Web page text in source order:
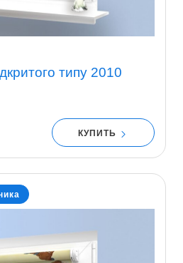
типу 2010
КУПИТЬ